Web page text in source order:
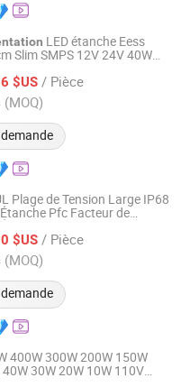
LED étanche Eess
Slim SMPS 12V 24V 40W
parallèle
$US / Pièce
(MOQ)2014
Plage de Tension Large IP68
Pfc Facteur de
300WAlimentation
Commutation
$US / Pièce
(MOQ)2014
400W 300W 200W 150W
30W 20W 10W 110V